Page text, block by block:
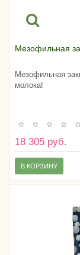
Мезофильная
Мезофильная
молока!
18 305 руб.
В КОРЗИНУ